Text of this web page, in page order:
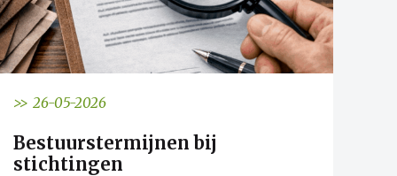
>> 26-05-2026
Bestuurstermijnen bij
stichtingen